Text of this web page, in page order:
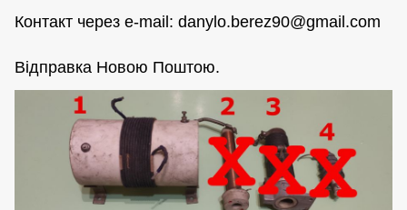
Контакт через e-mail: danylo.berez90@gmail.com
Відправка Новою Поштою.